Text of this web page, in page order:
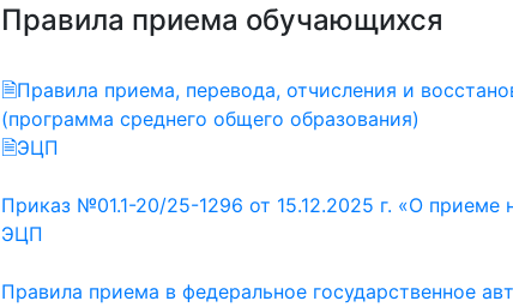
Правила приема обучающихся
🗎Правила приема, перевода, отчисления и
(программа среднего общего образования)
🗎ЭЦП
Приказ №01.1-20/25-1296 от 15.12.2025 г. «О
ЭЦП
Правила приема в федеральное государственное